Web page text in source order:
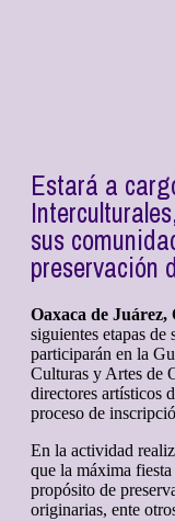
Estará a
sus
preservación
Oaxaca de Juárez,
siguientes etapas de
participarán en la
Culturas y Artes de
directores artísticos
proceso de
En la actividad
que la máxima
propósito de
originarias, ente